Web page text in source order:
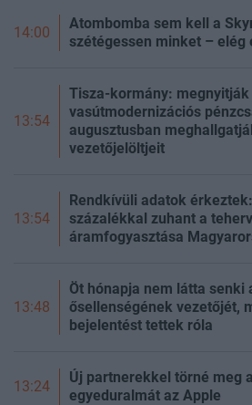
14:00
Atombomba sem kell a
szétégessen minket – elég
13:54
Tisza-kormány: megnyitják
vasútmodernizációs
augusztusban
vezetőjelöltjeit
13:54
Rendkívüli adatok
százalékkal zuhant a
áramfogyasztása
13:48
Öt hónapja nem látta senki
ősellenségének vezetőjét,
bejelentést tettek róla
13:24
Új partnerekkel törné meg
egyeduralmát az Apple